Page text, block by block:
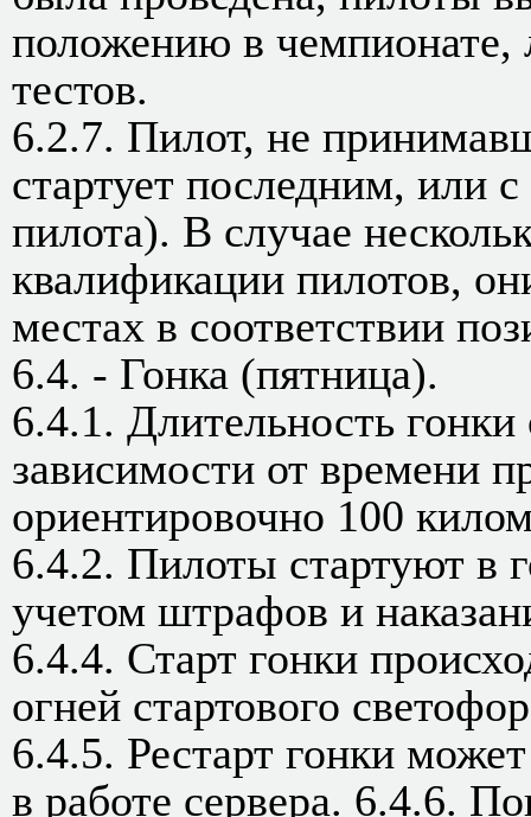
положению в чемпионате,
тестов.
6.2.7. Пилот, не
стартует последним, или
пилота). В случае
квалификации пилотов,
местах в соответствии
6.4. - Гонка (пятница).
6.4.1. Длительность гонки
зависимости от времени
ориентировочно 100
6.4.2. Пилоты стартуют в
учетом штрафов и
6.4.4. Старт гонки
огней стартового
6.4.5. Рестарт гонки
в работе сервера. 6.4.6.